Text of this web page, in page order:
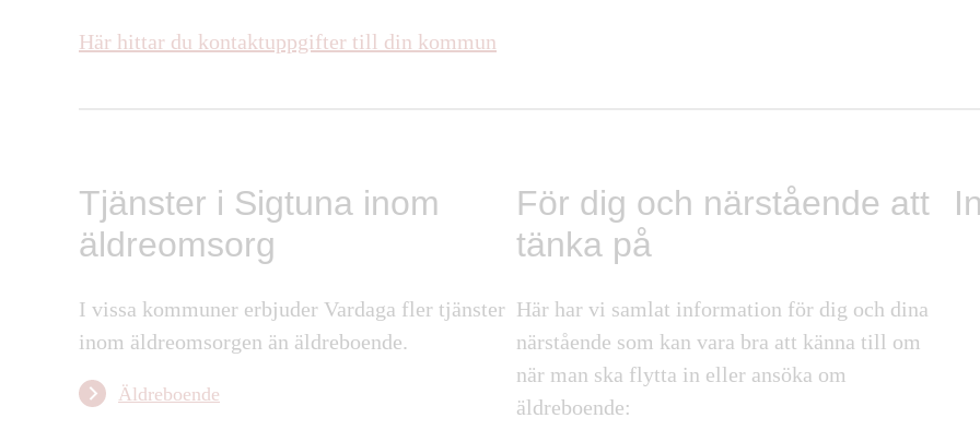
Här hittar du kontaktuppgifter till din kommun
Tjänster i Sigtuna inom
äldreomsorg
I vissa kommuner erbjuder Vardaga fler tjänster
inom äldreomsorgen än äldreboende.
Äldreboende
För dig och närstående att
tänka på
Här har vi samlat information för dig och dina
närstående som kan vara bra att känna till om
när man ska flytta in eller ansöka om
äldreboende: